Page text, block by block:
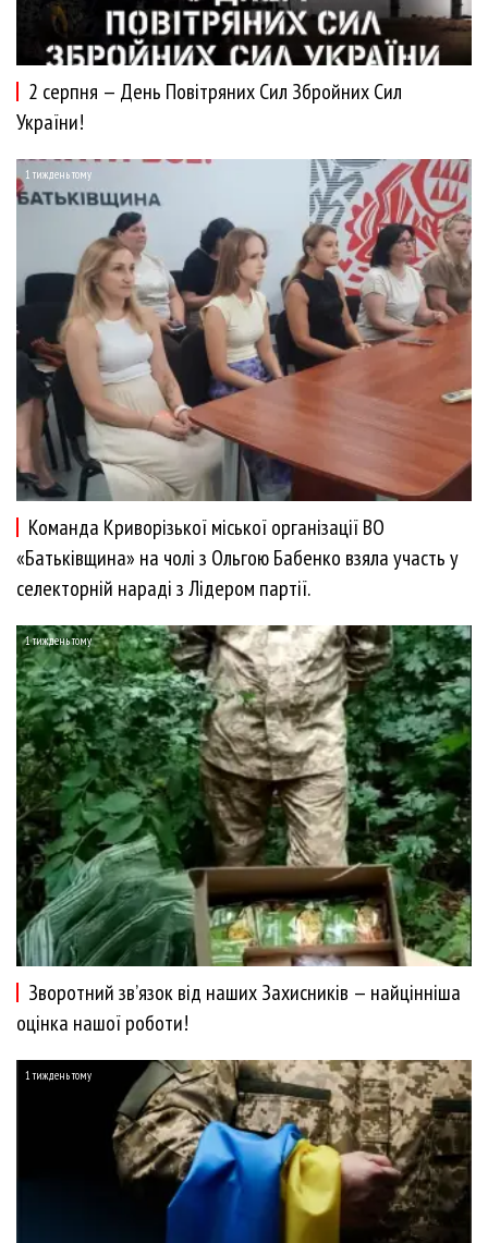
2 серпня — День Повітряних Сил Збройних Сил
України!
1 тиждень тому
Команда Криворізької міської організації ВО
«Батьківщина» на чолі з Ольгою Бабенко взяла участь у
селекторній нараді з Лідером партії.
1 тиждень тому
Зворотний зв’язок від наших Захисників — найцінніша
оцінка нашої роботи!
1 тиждень тому